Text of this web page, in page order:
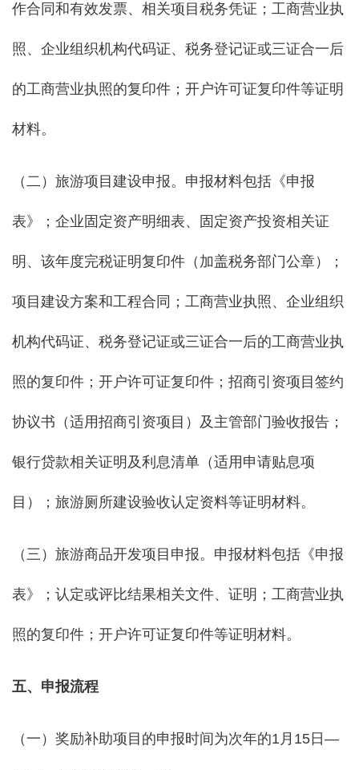
作合同和有效发票、相关项目税务凭证；工商营业执
照、企业组织机构代码证、税务登记证或三证合一后
的工商营业执照的复印件；开户许可证复印件等证明
材料。
（二）旅游项目建设申报。申报材料包括《申报
表》；企业固定资产明细表、固定资产投资相关证
明、该年度完税证明复印件（加盖税务部门公章）；
项目建设方案和工程合同；工商营业执照、企业组织
机构代码证、税务登记证或三证合一后的工商营业执
照的复印件；开户许可证复印件；招商引资项目签约
协议书（适用招商引资项目）及主管部门验收报告；
银行贷款相关证明及利息清单（适用申请贴息项
目）；旅游厕所建设验收认定资料等证明材料。
（三）旅游商品开发项目申报。申报材料包括《申报
表》；认定或评比结果相关文件、证明；工商营业执
照的复印件；开户许可证复印件等证明材料。
五、申报流程
（一）奖励补助项目的申报时间为次年的1月15日—